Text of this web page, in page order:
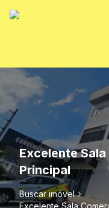
Excelente
Principal
Buscar imóvel
Excelente Sala